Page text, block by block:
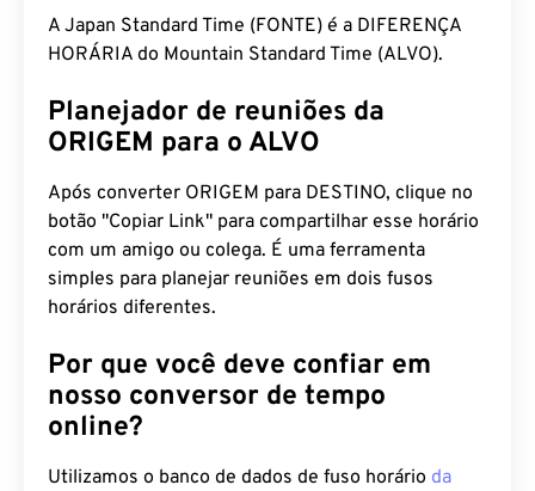
A Japan Standard Time (FONTE) é a DIFERENÇA
HORÁRIA do Mountain Standard Time (ALVO).
Planejador de reuniões da
ORIGEM para o ALVO
Após converter ORIGEM para DESTINO, clique no
botão "Copiar Link" para compartilhar esse horário
com um amigo ou colega. É uma ferramenta
simples para planejar reuniões em dois fusos
horários diferentes.
Por que você deve confiar em
nosso conversor de tempo
online?
Utilizamos o banco de dados de fuso horário da